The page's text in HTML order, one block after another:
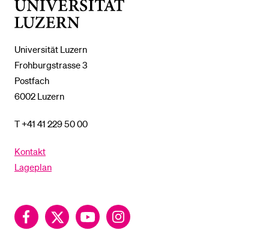
Universität Luzern
Frohburgstrasse 3
Postfach
6002 Luzern
T +41 41 229 50 00
Kontakt
Lageplan
FacebookTwitter YouTubeInstagram